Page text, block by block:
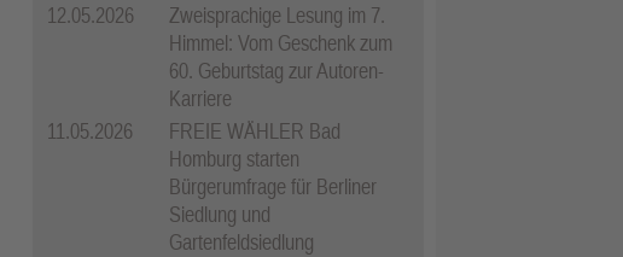
12.05.2026
Zweisprachige Lesung im 7.
Himmel: Vom Geschenk zum
60. Geburtstag zur Autoren-
Karriere
11.05.2026
FREIE WÄHLER Bad
Homburg starten
Bürgerumfrage für Berliner
Siedlung und
Gartenfeldsiedlung